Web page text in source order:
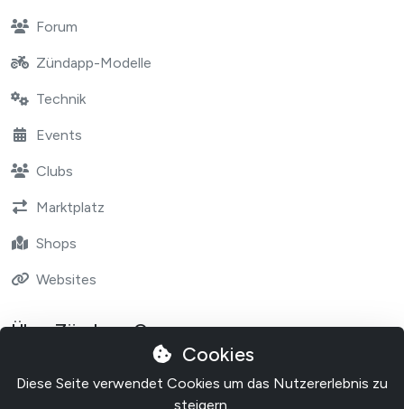
Forum
Zündapp-Modelle
Technik
Events
Clubs
Marktplatz
Shops
Websites
Über Zündapp One
Cookies
Diese Seite verwendet Cookies um das Nutzererlebnis zu
steigern.